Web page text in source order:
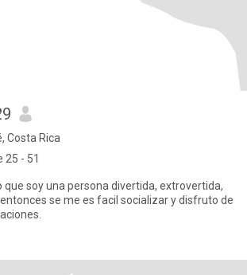
Costa Rica
25 - 51
que soy una persona divertida, extrovertida,
se me es facil socializar y disfruto de